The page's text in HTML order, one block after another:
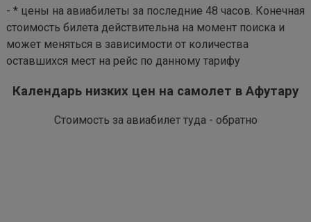
- * цены на авиабилеты за последние 48 часов. Конечная
стоимость билета действительна на момент поиска и
может меняться в зависимости от количества
оставшихся мест на рейс по данному тарифу
Календарь низких цен на самолет в Афутару
Стоимость за авиабилет туда - обратно